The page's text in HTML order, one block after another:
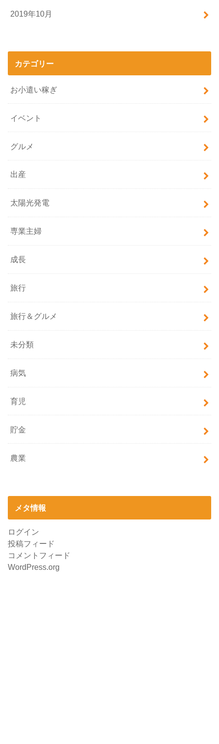
2019年10月
カテゴリー
お小遣い稼ぎ
イベント
グルメ
出産
太陽光発電
専業主婦
成長
旅行
旅行＆グルメ
未分類
病気
育児
貯金
農業
メタ情報
ログイン
投稿フィード
コメントフィード
WordPress.org